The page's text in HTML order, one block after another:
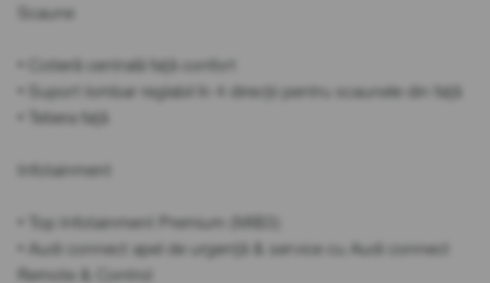
Scaune
• Cotieră centrală față confort
• Suport lombar reglabil în 4 direcții pentru scaunele din față
• Tetiera față
Infotainment
• Top Infotainment Premium (MIB3)
• Audi connect apel de urgență & service cu Audi connect
Remote & Control